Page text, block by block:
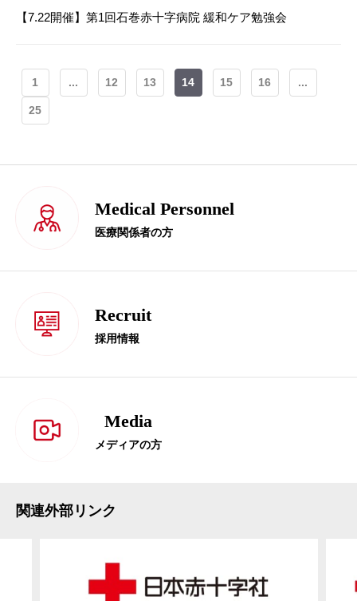
【7.22開催】第1回石巻赤十字病院 緩和ケア勉強会
1 ... 12 13 14 15 16 ...
25
Medical Personnel
医療関係者の方
Recruit
採用情報
Media
メディアの方
関連外部リンク